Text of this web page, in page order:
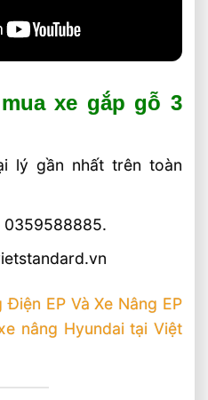
xe gắp gỗ 3
lý gần nhất trên toàn
0359588885.
Điện EP Và Xe Nâng EP
nâng Hyundai tại Việt